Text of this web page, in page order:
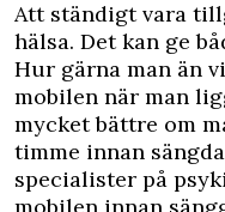
Att ständigt vara
hälsa. Det kan ge
Hur gärna man än
mobilen när man
mycket bättre om
timme innan
specialister på